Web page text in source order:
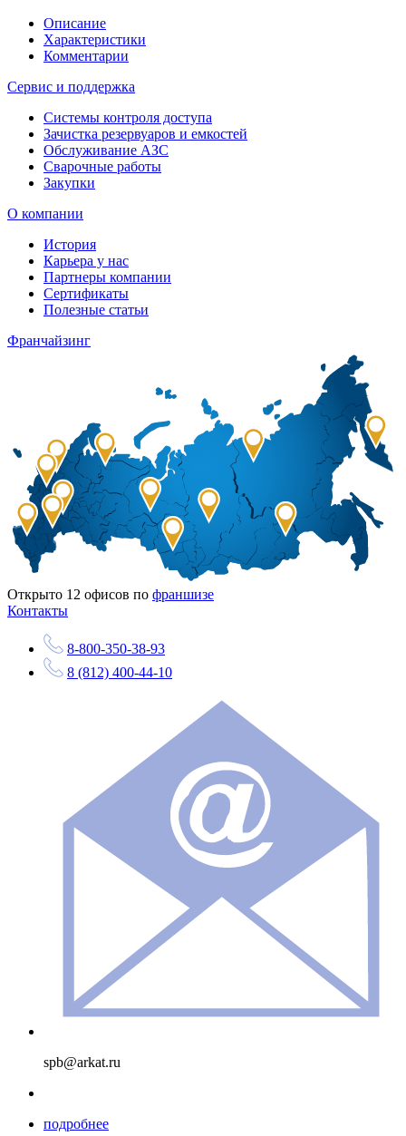
Описание
Характеристики
Комментарии
Сервис и поддержка
Системы контроля доступа
Зачистка резервуаров и емкостей
Обслуживание АЗС
Сварочные работы
Закупки
О компании
История
Карьера у нас
Партнеры компании
Сертификаты
Полезные статьи
Франчайзинг
Открыто 12 офисов по франшизе
Контакты
8-800-350-38-93
8 (812) 400-44-10
spb@arkat.ru
подробнее